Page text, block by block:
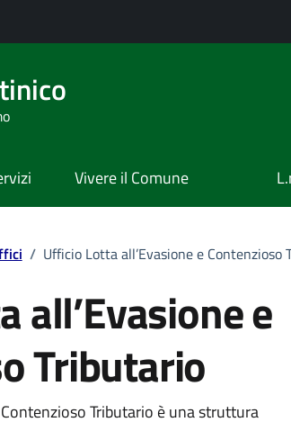
Vivere il Comune
/ Ufficio Lotta all’Evasione e Contenzioso
all’Evasione e
Tributario
Tributario è una struttura